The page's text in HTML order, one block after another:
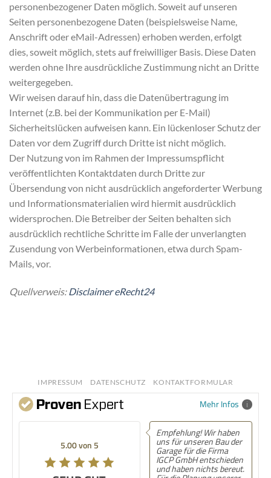
personenbezogener Daten möglich. Soweit auf unseren
Seiten personenbezogene Daten (beispielsweise Name,
Anschrift oder eMail-Adressen) erhoben werden, erfolgt
dies, soweit möglich, stets auf freiwilliger Basis. Diese Daten
werden ohne Ihre ausdrückliche Zustimmung nicht an Dritte
weitergegeben.
Wir weisen darauf hin, dass die Datenübertragung im
Internet (z.B. bei der Kommunikation per E-Mail)
Sicherheitslücken aufweisen kann. Ein lückenloser Schutz der
Daten vor dem Zugriff durch Dritte ist nicht möglich.
Der Nutzung von im Rahmen der Impressumspflicht
veröffentlichten Kontaktdaten durch Dritte zur
Übersendung von nicht ausdrücklich angeforderter Werbung
und Informationsmaterialien wird hiermit ausdrücklich
widersprochen. Die Betreiber der Seiten behalten sich
ausdrücklich rechtliche Schritte im Falle der unverlangten
Zusendung von Werbeinformationen, etwa durch Spam-
Mails, vor.
Quellverweis:Disclaimer eRecht24
IMPRESSUM DATENSCHUTZ KONTAKTFORMULAR
Mehr Infos
5.00 von 5
Empfehlung! Wir haben
uns für unseren Bau der
Garage für die Firma
IGCP GmbH entschieden
und haben nichts bereut.